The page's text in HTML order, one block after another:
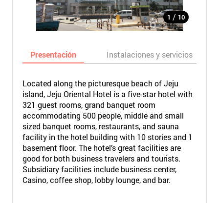
1 / 10
Presentación Instalaciones y servicios
Located along the picturesque beach of Jeju
island, Jeju Oriental Hotel is a five-star hotel with
321 guest rooms, grand banquet room
accommodating 500 people, middle and small
sized banquet rooms, restaurants, and sauna
facility in the hotel building with 10 stories and 1
basement floor. The hotel’s great facilities are
good for both business travelers and tourists.
Subsidiary facilities include business center,
Casino, coffee shop, lobby lounge, and bar.